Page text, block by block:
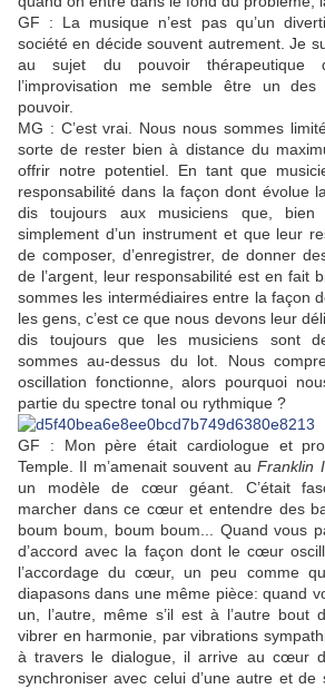
GF : La musique n’est pas qu’un
société en décide souvent autrement. Je
au sujet du pouvoir
l’improvisation me semble être un
pouvoir.
MG : C’est vrai. Nous nous sommes
sorte de rester bien à distance du
offrir notre potentiel. En tant que
responsabilité dans la façon dont évolue
dis toujours aux musiciens que, bien
simplement d’un instrument et que leur
de composer, d’enregistrer, de donner
de l’argent, leur responsabilité est en fait
sommes les intermédiaires entre la façon
les gens, c’est ce que nous devons leur
dis toujours que les musiciens sont
sommes au-dessus du lot. Nous
oscillation fonctionne, alors pourquoi
partie du spectre tonal ou rythmique ?
GF : Mon père était cardiologue et
Temple. Il m’amenait souvent auFranklin
un modèle de cœur géant. C’était
marcher dans ce cœur et entendre des
boum boum, boum boum... Quand vous
d’accord avec la façon dont le cœur
l’accordage du cœur, un peu comme
diapasons dans une même pièce: quand
un, l’autre, même s’il est à l’autre
vibrer en harmonie, par vibrations
à travers le dialogue, il arrive au cœur
synchroniser avec celui d’une autre et de